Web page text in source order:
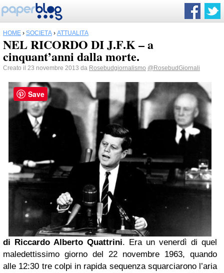
HOME › SOCIETÀ › ATTUALITÀ
NEL RICORDO DI J.F.K – a
cinquant’anni dalla morte.
Creato il 23 novembre 2013 da Rosebudgiornalismo @RosebudGiornali
di Riccardo Alberto Quattrini. Era un venerdì di quel
maledettissimo giorno del 22 novembre 1963, quando
alle 12:30 tre colpi in rapida sequenza squarciarono l’aria
Save